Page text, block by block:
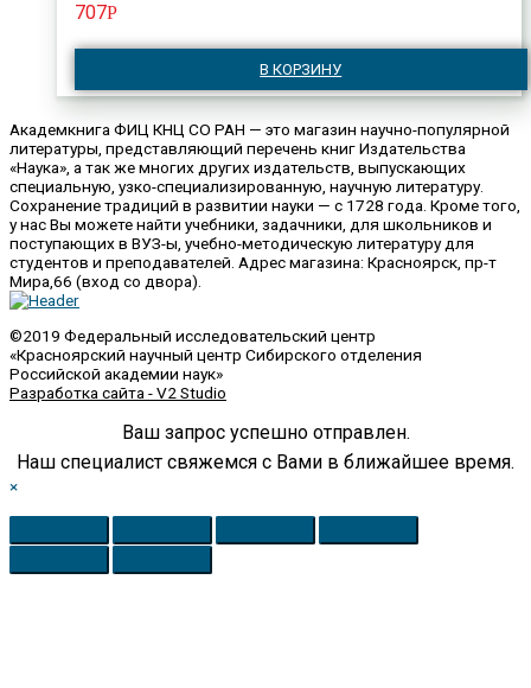
707Р
В КОРЗИНУ
Академкнига ФИЦ КНЦ СО РАН — это магазин научно-популярной
литературы, представляющий перечень книг Издательства
«Наука», а так же многих других издательств, выпускающих
специальную, узко-специализированную, научную литературу.
Сохранение традиций в развитии науки — с 1728 года. Кроме того,
у нас Вы можете найти учебники, задачники, для школьников и
поступающих в ВУЗ-ы, учебно-методическую литературу для
студентов и преподавателей. Адрес магазина: Красноярск, пр-т
Мира,66 (вход со двора).
©2019 Федеральный исследовательский центр
«Красноярский научный центр Сибирского отделения
Российской академии наук»
Разработка сайта - V2 Studio
Ваш запрос успешно отправлен.
Наш специалист свяжемся с Вами в ближайшее время.
×